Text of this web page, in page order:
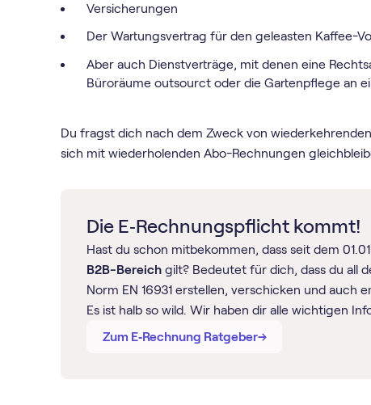
Versicherungen
Der Wartungsvertrag für den geleasten Kaffee-
Aber auch Dienstverträge, mit denen eine
Büroräume outsourct oder die Gartenpflege an
Du fragst dich nach dem Zweck von
sich mit wiederholenden Abo-Rechnungen
Die E‑Rechnungspflicht kommt!
Hast du schon mitbekommen, dass seit dem
B2B-Bereichgilt? Bedeutet für dich, dass du all
Norm EN 16931 erstellen, verschicken und auch
Es ist halb so wild. Wir haben dir alle wichtigen
Zum E‑Rechnung Ratgeber→
→